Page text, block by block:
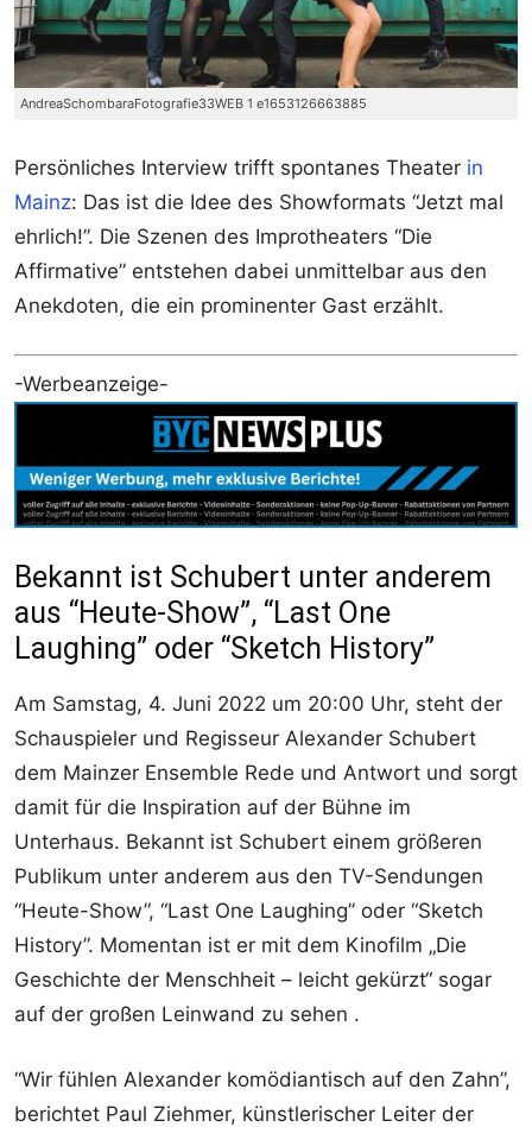
AndreaSchombaraFotografie33WEB 1 e1653126663885
Persönliches Interview trifft spontanes Theater in
Mainz: Das ist die Idee des Showformats “Jetzt mal
ehrlich!”. Die Szenen des Improtheaters “Die
Affirmative” entstehen dabei unmittelbar aus den
Anekdoten, die ein prominenter Gast erzählt.
-Werbeanzeige-
Bekannt ist Schubert unter anderem
aus “Heute-Show”, “Last One
Laughing” oder “Sketch History”
Am Samstag, 4. Juni 2022 um 20:00 Uhr, steht der
Schauspieler und Regisseur Alexander Schubert
dem Mainzer Ensemble Rede und Antwort und sorgt
damit für die Inspiration auf der Bühne im
Unterhaus. Bekannt ist Schubert einem größeren
Publikum unter anderem aus den TV-Sendungen
“Heute-Show”, “Last One Laughing” oder “Sketch
History”. Momentan ist er mit dem Kinofilm „Die
Geschichte der Menschheit – leicht gekürzt“ sogar
auf der großen Leinwand zu sehen .
“Wir fühlen Alexander komödiantisch auf den Zahn”,
berichtet Paul Ziehmer, künstlerischer Leiter der